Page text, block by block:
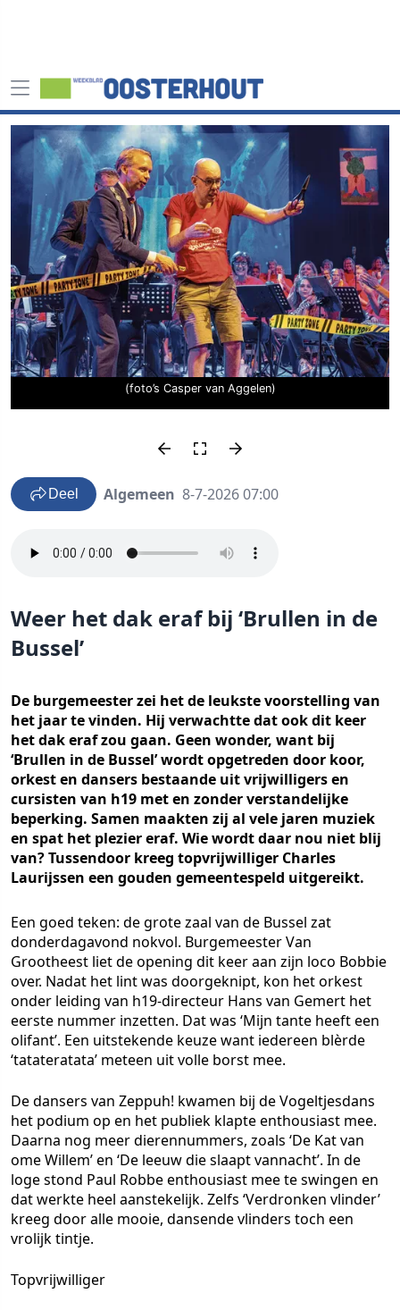
(foto’s Casper van Aggelen)
Deel Algemeen 8-7-2026 07:00
Weer het dak eraf bij ‘Brullen in de
Bussel’
De burgemeester zei het de leukste voorstelling van
het jaar te vinden. Hij verwachtte dat ook dit keer
het dak eraf zou gaan. Geen wonder, want bij
‘Brullen in de Bussel’ wordt opgetreden door koor,
orkest en dansers bestaande uit vrijwilligers en
cursisten van h19 met en zonder verstandelijke
beperking. Samen maakten zij al vele jaren muziek
en spat het plezier eraf. Wie wordt daar nou niet blij
van? Tussendoor kreeg topvrijwilliger Charles
Laurijssen een gouden gemeentespeld uitgereikt.
Een goed teken: de grote zaal van de Bussel zat
donderdagavond nokvol. Burgemeester Van
Grootheest liet de opening dit keer aan zijn loco Bobbie
over. Nadat het lint was doorgeknipt, kon het orkest
onder leiding van h19-directeur Hans van Gemert het
eerste nummer inzetten. Dat was ‘Mijn tante heeft een
olifant’. Een uitstekende keuze want iedereen blèrde
‘tatateratata’ meteen uit volle borst mee.
De dansers van Zeppuh! kwamen bij de Vogeltjesdans
het podium op en het publiek klapte enthousiast mee.
Daarna nog meer dierennummers, zoals ‘De Kat van
ome Willem’ en ‘De leeuw die slaapt vannacht’. In de
loge stond Paul Robbe enthousiast mee te swingen en
dat werkte heel aanstekelijk. Zelfs ‘Verdronken vlinder’
kreeg door alle mooie, dansende vlinders toch een
vrolijk tintje.
Topvrijwilliger